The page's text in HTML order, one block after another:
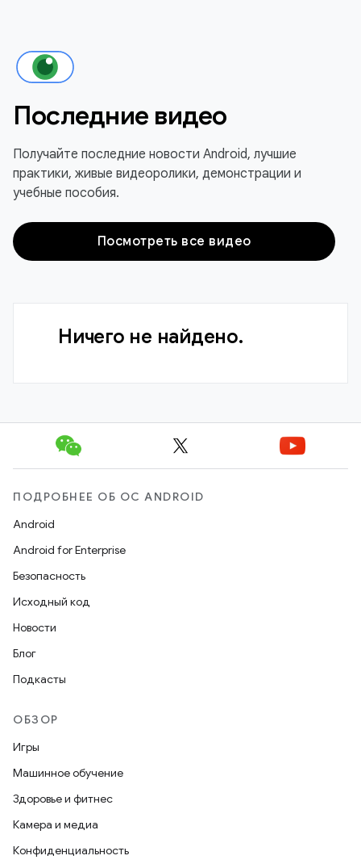
Последние видео
Получайте последние новости Android, лучшие
практики, живые видеоролики, демонстрации и
учебные пособия.
Посмотреть все видео
Ничего не найдено.
ПОДРОБНЕЕ ОБ ОС ANDROID
Android
Android for Enterprise
Безопасность
Исходный код
Новости
Блог
Подкасты
ОБЗОР
Игры
Машинное обучение
Здоровье и фитнес
Камера и медиа
Конфиденциальность